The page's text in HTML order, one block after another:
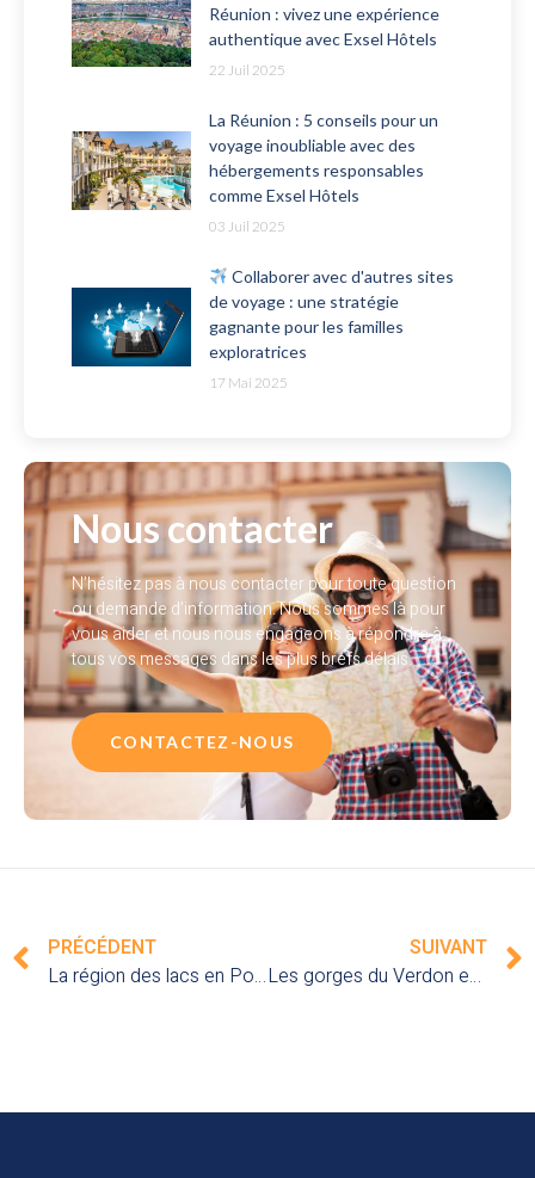
Réunion : vivez une expérience
authentique avec Exsel Hôtels
22 Juil 2025
La Réunion : 5 conseils pour un
voyage inoubliable avec des
hébergements responsables
comme Exsel Hôtels
03 Juil 2025
Collaborer avec d'autres sites
de voyage : une stratégie
gagnante pour les familles
exploratrices
17 Mai 2025
Nous contacter
N’hésitez pas à nous contacter pour toute question
ou demande d’information. Nous sommes là pour
vous aider et nous nous engageons à répondre à
tous vos messages dans les plus brefs délais.
CONTACTEZ-NOUS
PRÉCÉDENT
La région des lacs en Pologne : des paysages bucoliques et activités nautiques pour toute la famille
SUIVANT
Les gorges du Verdon en France : une aventure nature entre falaises, forêts et eaux turquoises